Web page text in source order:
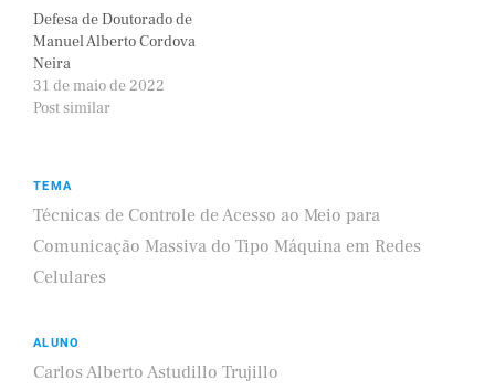
Defesa de Doutorado de
Manuel Alberto Cordova
Neira
31 de maio de 2022
Post similar
TEMA
Técnicas de Controle de Acesso ao Meio para
Comunicação Massiva do Tipo Máquina em Redes
Celulares
ALUNO
Carlos Alberto Astudillo Trujillo